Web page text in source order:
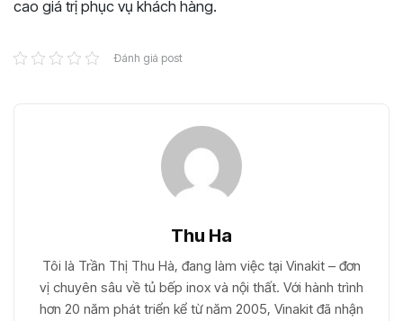
cao giá trị phục vụ khách hàng.
Đánh giá post
Thu Ha
Tôi là Trần Thị Thu Hà, đang làm việc tại Vinakit – đơn
vị chuyên sâu về tủ bếp inox và nội thất. Với hành trình
hơn 20 năm phát triển kể từ năm 2005, Vinakit đã nhận